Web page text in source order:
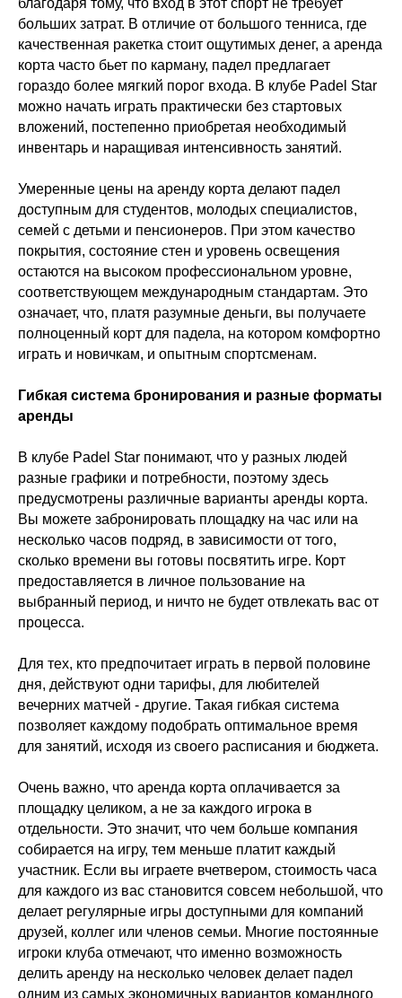
благодаря тому, что вход в этот спорт не требует
больших затрат. В отличие от большого тенниса, где
качественная ракетка стоит ощутимых денег, а аренда
корта часто бьет по карману, падел предлагает
гораздо более мягкий порог входа. В клубе Padel Star
можно начать играть практически без стартовых
вложений, постепенно приобретая необходимый
инвентарь и наращивая интенсивность занятий.
Умеренные цены на аренду корта делают падел
доступным для студентов, молодых специалистов,
семей с детьми и пенсионеров. При этом качество
покрытия, состояние стен и уровень освещения
остаются на высоком профессиональном уровне,
соответствующем международным стандартам. Это
означает, что, платя разумные деньги, вы получаете
полноценный корт для падела, на котором комфортно
играть и новичкам, и опытным спортсменам.
Гибкая система бронирования и разные форматы
аренды
В клубе Padel Star понимают, что у разных людей
разные графики и потребности, поэтому здесь
предусмотрены различные варианты аренды корта.
Вы можете забронировать площадку на час или на
несколько часов подряд, в зависимости от того,
сколько времени вы готовы посвятить игре. Корт
предоставляется в личное пользование на
выбранный период, и ничто не будет отвлекать вас от
процесса.
Для тех, кто предпочитает играть в первой половине
дня, действуют одни тарифы, для любителей
вечерних матчей - другие. Такая гибкая система
позволяет каждому подобрать оптимальное время
для занятий, исходя из своего расписания и бюджета.
Очень важно, что аренда корта оплачивается за
площадку целиком, а не за каждого игрока в
отдельности. Это значит, что чем больше компания
собирается на игру, тем меньше платит каждый
участник. Если вы играете вчетвером, стоимость часа
для каждого из вас становится совсем небольшой, что
делает регулярные игры доступными для компаний
друзей, коллег или членов семьи. Многие постоянные
игроки клуба отмечают, что именно возможность
делить аренду на несколько человек делает падел
одним из самых экономичных вариантов командного